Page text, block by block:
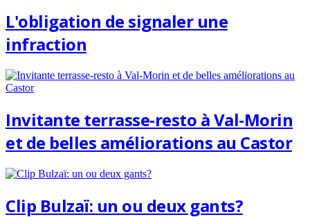
L'obligation de signaler une
infraction
Invitante terrasse-resto à Val-Morin
et de belles améliorations au Castor
Clip Bulzaï: un ou deux gants?